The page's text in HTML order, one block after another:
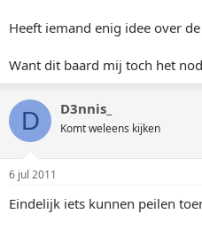
Heeft iemand enig idee over
Want dit baard mij toch het
D D3nnis_
Komt weleens kijken
6 jul 2011
Eindelijk iets kunnen peilen